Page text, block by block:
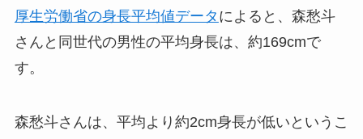
厚生労働省の身長平均値データ によると、森愁斗
さんと同世代の男性の平均身長は、約169cmで
す。
森愁斗さんは、平均より約2cm身長が低いというこ